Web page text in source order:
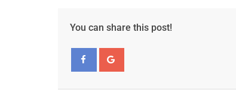
You can share this post!